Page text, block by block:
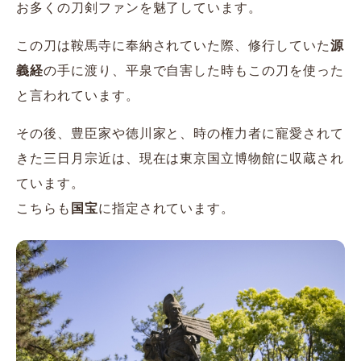
お多くの刀剣ファンを魅了しています。
この刀は鞍馬寺に奉納されていた際、修行していた源
義経の手に渡り、平泉で自害した時もこの刀を使った
と言われています。
その後、豊臣家や徳川家と、時の権力者に寵愛されて
きた三日月宗近は、現在は東京国立博物館に収蔵され
ています。
こちらも 国宝に指定されています。